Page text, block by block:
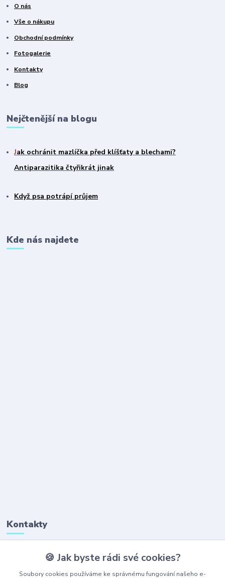
O nás
Vše o nákupu
Obchodní podmínky
Fotogalerie
Kontakty
Blog
Nejčtenější na blogu
Jak ochránit mazlíčka před klíšťaty a blechami?
Antiparazitika čtyřikrát jinak
Když psa potrápí průjem
Kde nás najdete
Kontakty
+420 777 323 641
(Po-Pá, 8-16 hod.)
🍪 Jak byste rádi své cookies?
Soubory cookies používáme ke správnému fungování našeho e-